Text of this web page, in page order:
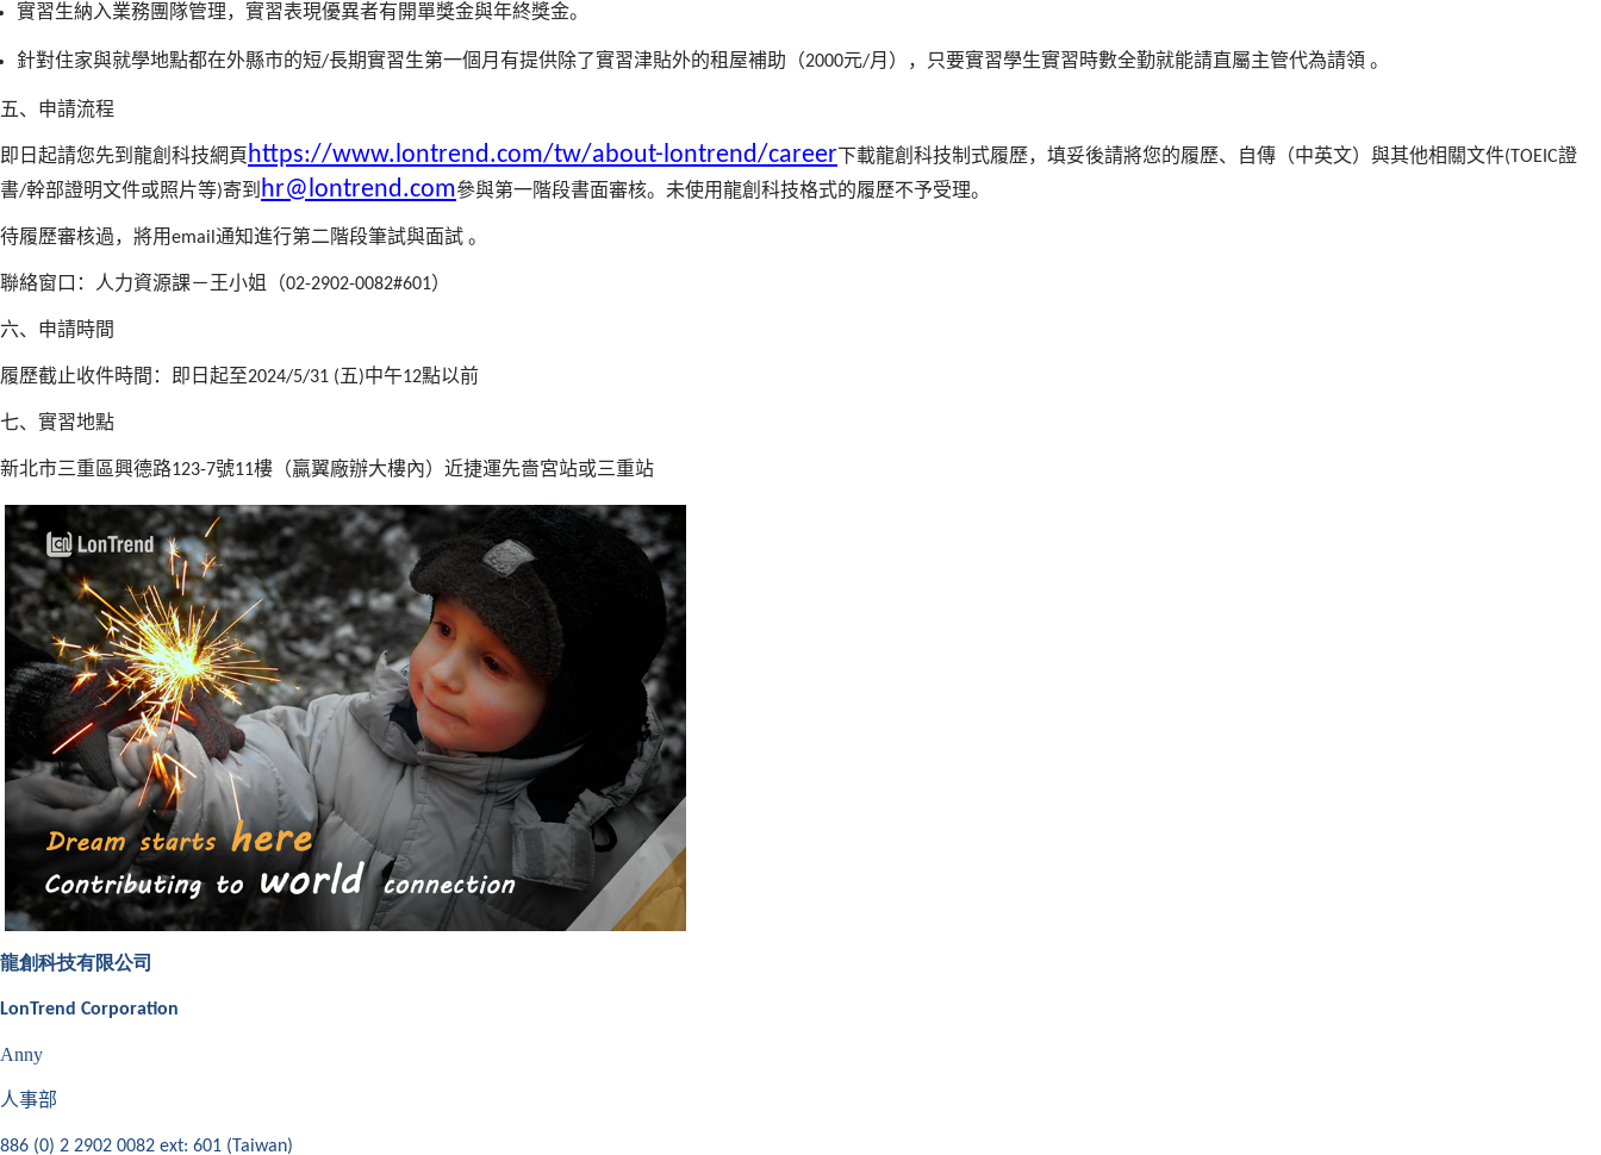
實習生納入業務團隊管理，實習表現優異者有開單獎金與年終獎金。
針對住家與就學地點都在外縣市的短/長期實習生第一個月有提供除了實習津貼外的租屋補助（2000元/月），只要實習學生實習時數全勤就能請直屬主管代為請領 。
五、申請流程
即日起請您先到龍創科技網頁https://www.lontrend.com/tw/about-lontrend/career下載龍創科技制式履歷，填妥後請將您的履歷、自傳（中英文）與其他相關文件(TOEIC證
書/幹部證明文件或照片等)寄到 hr@lontrend.com參與第一階段書面審核。未使用龍創科技格式的履歷不予受理。
待履歷審核過，將用email 通知進行第二階段筆試與面試 。
聯絡窗口：人力資源課－王小姐（02-2902-0082#601）
六、申請時間
履歷截止收件時間：即日起至2024/5/31 (五)中午12點以前
七、實習地點
新北市三重區興德路123-7號11樓（贏翼廠辦大樓內）近捷運先嗇宮站或三重站
龍創科技有限公司
LonTrend Corporation
Anny
人事部
886 (0) 2 2902 0082 ext: 601 (Taiwan)